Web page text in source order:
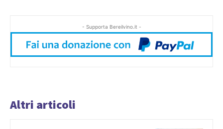
- Supporta Bereilvino.it -
Altri articoli